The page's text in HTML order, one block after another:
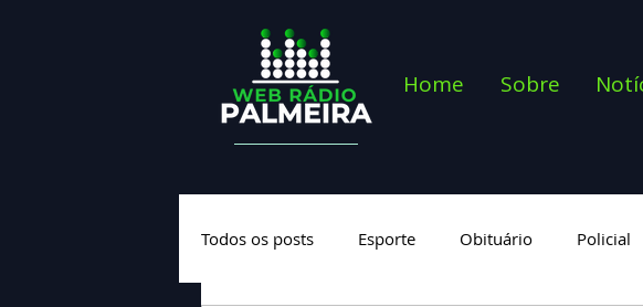
Home Sobre
Todos os posts Esporte Obituário Policial